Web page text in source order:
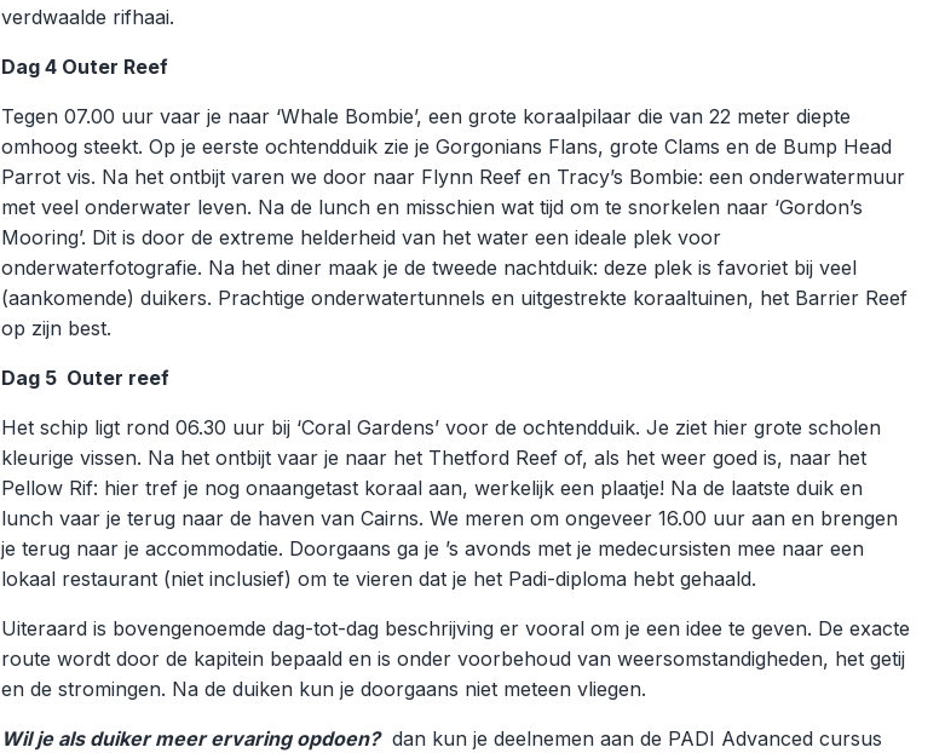
verdwaalde rifhaai.
Dag 4 Outer Reef
Tegen 07.00 uur vaar je naar ‘Whale Bombie’, een grote koraalpilaar die van 22 meter diepte
omhoog steekt. Op je eerste ochtendduik zie je Gorgonians Flans, grote Clams en de Bump Head
Parrot vis. Na het ontbijt varen we door naar Flynn Reef en Tracy’s Bombie: een onderwatermuur
met veel onderwater leven. Na de lunch en misschien wat tijd om te snorkelen naar ‘Gordon’s
Mooring’. Dit is door de extreme helderheid van het water een ideale plek voor
onderwaterfotografie. Na het diner maak je de tweede nachtduik: deze plek is favoriet bij veel
(aankomende) duikers. Prachtige onderwatertunnels en uitgestrekte koraaltuinen, het Barrier Reef
op zijn best.
Dag 5 Outer reef
Het schip ligt rond 06.30 uur bij ‘Coral Gardens’ voor de ochtendduik. Je ziet hier grote scholen
kleurige vissen. Na het ontbijt vaar je naar het Thetford Reef of, als het weer goed is, naar het
Pellow Rif: hier tref je nog onaangetast koraal aan, werkelijk een plaatje! Na de laatste duik en
lunch vaar je terug naar de haven van Cairns. We meren om ongeveer 16.00 uur aan en brengen
je terug naar je accommodatie. Doorgaans ga je ’s avonds met je medecursisten mee naar een
lokaal restaurant (niet inclusief) om te vieren dat je het Padi-diploma hebt gehaald.
Uiteraard is bovengenoemde dag-tot-dag beschrijving er vooral om je een idee te geven. De exacte
route wordt door de kapitein bepaald en is onder voorbehoud van weersomstandigheden, het getij
en de stromingen. Na de duiken kun je doorgaans niet meteen vliegen.
Wil je als duiker meer ervaring opdoen?dan kun je deelnemen aan de PADI Advanced cursus